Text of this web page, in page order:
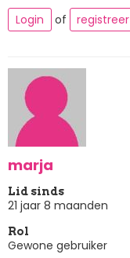
Login
of registreer
marja
Lid sinds
21 jaar 8 maanden
Rol
Gewone gebruiker